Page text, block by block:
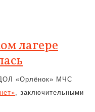
лагере
«Орлёнок» МЧС
, заключительными